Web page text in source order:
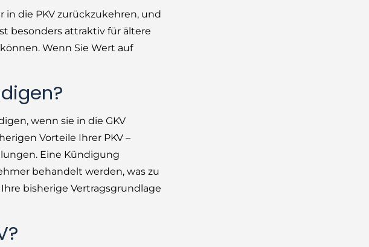
die PKV zurückzukehren, und
besonders attraktiv für ältere
Wenn Sie Wert auf
wenn sie in die GKV
Vorteile Ihrer PKV –
Eine Kündigung
behandelt werden, was zu
bisherige Vertragsgrundlage